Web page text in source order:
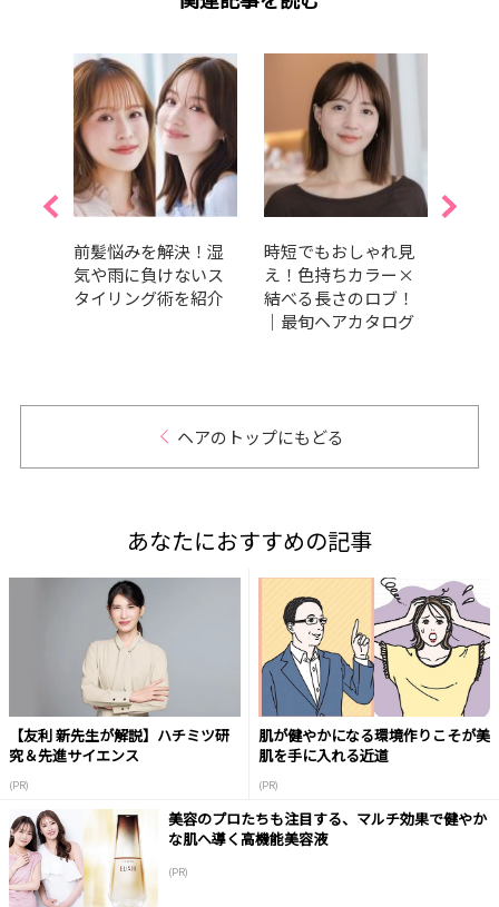
前髪悩みを解決！湿
気や雨に負けないス
タイリング術を紹介
時短でもおしゃれ見
え！色持ちカラー×
結べる長さのロブ！
｜最旬ヘアカタログ
ヘアのトップにもどる
あなたにおすすめの記事
【友利 新先生が解説】ハチミツ研
究＆先進サイエンス
(PR)
肌が健やかになる環境作りこそが美
肌を手に入れる近道
(PR)
美容のプロたちも注目する、マルチ効果で健やか
な肌へ導く高機能美容液
(PR)